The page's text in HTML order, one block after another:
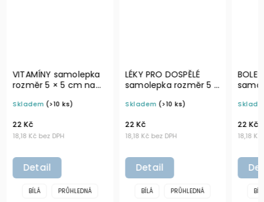
LÉKY PRO DOSPĚLÉ
samolepka rozměr 5 ×
označení domácí
Skladem (>10 ks)
18,18 Kč bez DPH
22 Kč
Detail
BÍLÁ PRŮHLEDNÁ
BOLEST KLOUBŮ
samolepka rozměr 5 ×
označení domácí
Skladem (>10 ks)
18,18 Kč bez DPH
22 Kč
Detail
BÍLÁ PRŮHLEDNÁ
18,18
22 Kč